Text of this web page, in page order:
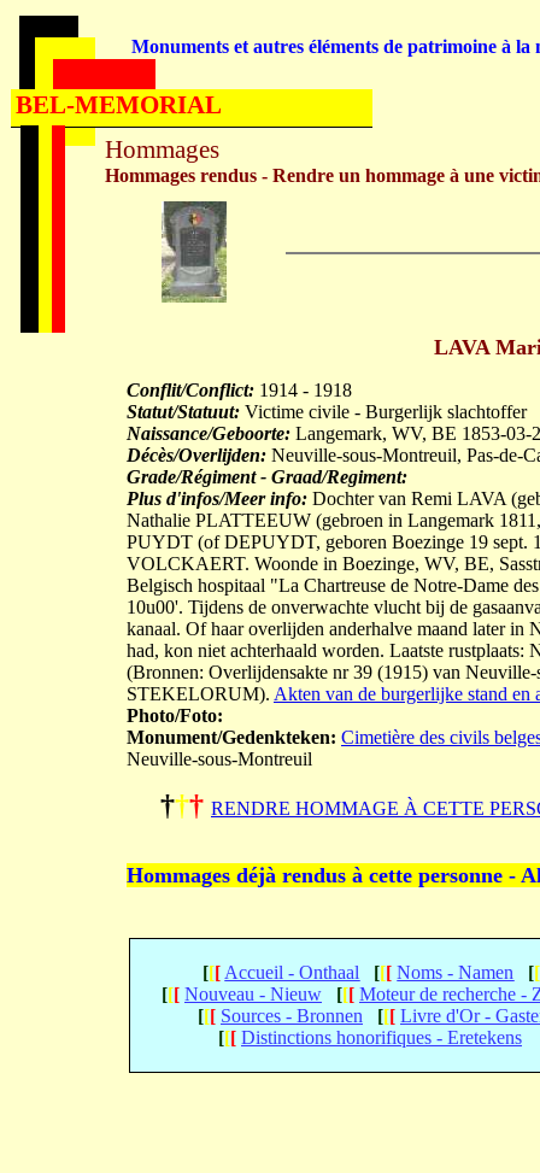
LAVA
Conflit/Conflict: 1914 - 1918
Statut/Statuut: Victime civile - Burgerlijk slachtoffer
Naissance/Geboorte: Langemark, WV, BE 1853-03-
Décès/Overlijden: Neuville-sous-Montreuil, Pas-de-
Grade/Régiment - Graad/Regiment:
Plus d'infos/Meer info: Dochter van Remi LAVA
Nathalie PLATTEEUW (gebroen in Langemark
PUYDT (of DEPUYDT, geboren Boezinge 19 sept.
VOLCKAERT. Woonde in Boezinge, WV, BE,
Belgisch hospitaal "La Chartreuse de Notre-Dame
10u00'. Tijdens de onverwachte vlucht bij de
kanaal. Of haar overlijden anderhalve maand later
had, kon niet achterhaald worden. Laatste
(Bronnen: Overlijdensakte nr 39 (1915) van
STEKELORUM). Akten van de burgerlijke stand en
Photo/Foto:
Monument/Gedenkteken: Cimetière des civils
Neuville-sous-Montreuil
††† RENDRE HOMMAGE À CETTE
Hommages déjà rendus à cette personne -
[[[ Accueil - Onthaal [[[ Noms - Namen [[
[[[ Nouveau - Nieuw [[[ Moteur de recherche -
[[[ Sources - Bronnen [[[ Livre d'Or -
[[[ Distinctions honorifiques - Eretekens
Hommages
Hommages rendus - Rendre un hommage à une
Monuments et autres éléments de patrimoine à la
BEL-MEMORIAL